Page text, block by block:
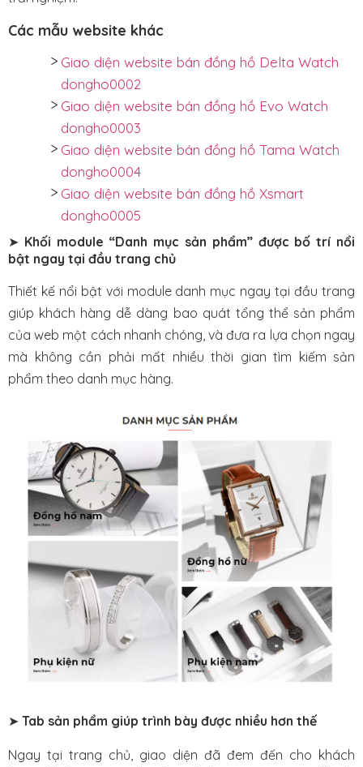
Các mẫu website khác
Giao diện website bán đồng hồ Delta Watch
dongho0002
Giao diện website bán đồng hồ Evo Watch
dongho0003
Giao diện website bán đồng hồ Tama Watch
dongho0004
Giao diện website bán đồng hồ Xsmart
dongho0005
➤ Khối module “Danh mục sản phẩm” được bố trí nổi
bật ngay tại đầu trang chủ
Thiết kế nổi bật với module danh mục ngay tại đầu trang
giúp khách hàng dễ dàng bao quát tổng thể sản phẩm
của web một cách nhanh chóng, và đưa ra lựa chọn ngay
mà không cần phải mất nhiều thời gian tìm kiếm sản
phẩm theo danh mục hàng.
➤ Tab sản phẩm giúp trình bày được nhiều hơn thế
Ngay tại trang chủ, giao diện đã đem đến cho khách